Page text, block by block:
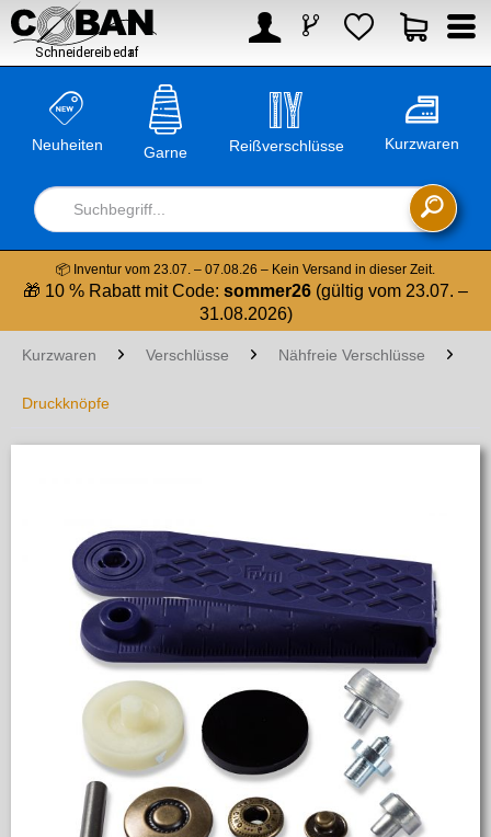
 

Neuheiten Garne

Reißverschlüsse Kurzwaren
📦 Inventur vom 23.07. – 07.08.26 – Kein Versand in dieser Zeit.
🎁 10 % Rabatt mit Code: sommer26 (gültig vom 23.07. –
31.08.2026)
Kurzwaren Verschlüsse Nähfreie Verschlüsse
Druckknöpfe